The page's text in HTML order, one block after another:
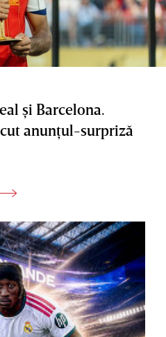
şi Barcelona.
anunţul-surpriză